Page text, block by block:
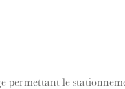
permettant le